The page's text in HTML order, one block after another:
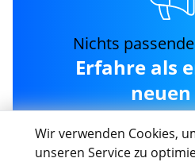
Wir verwenden Cookies,
unseren Service zu
Nichts
Erfahre als
neuen
Jobs in